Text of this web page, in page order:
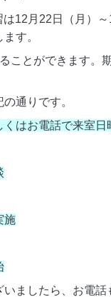
は12月22日（月）
す。
ことができます。
通りです。
くはお電話で来室日
施
いましたら、お電